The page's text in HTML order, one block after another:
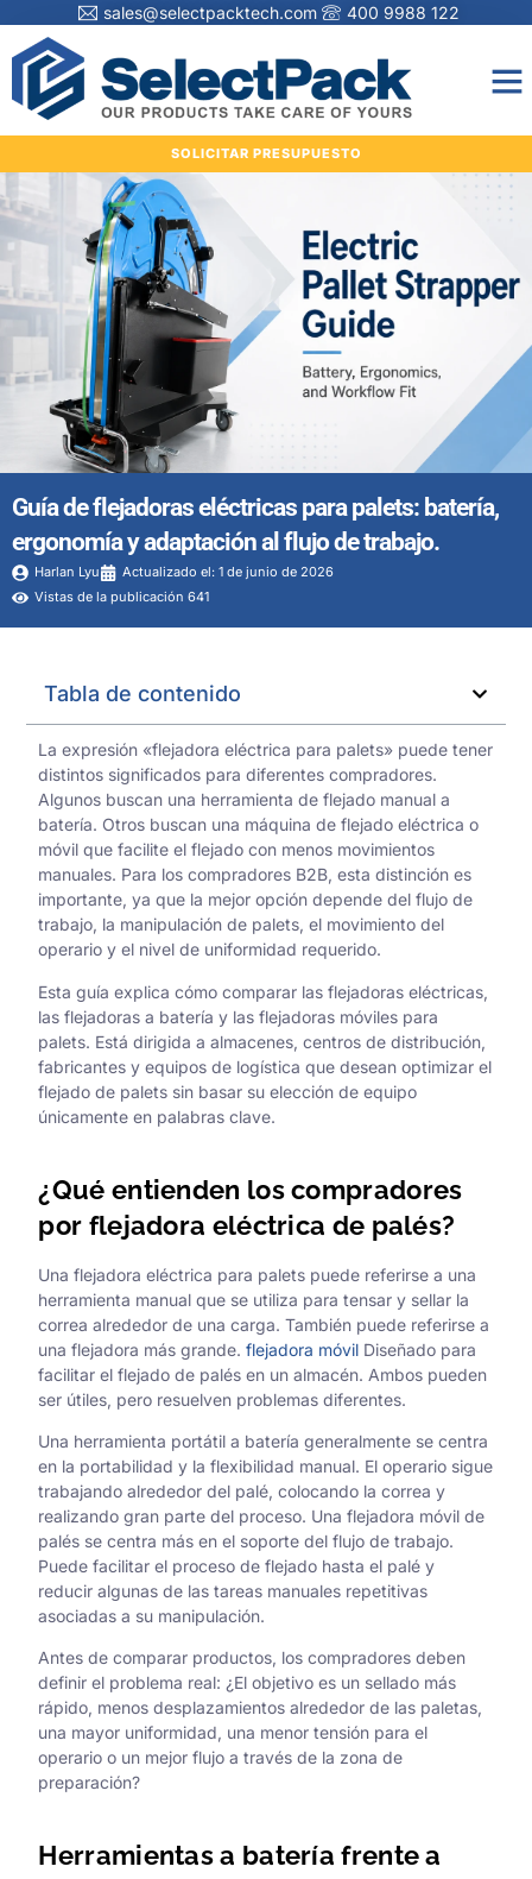
sales@selectpacktech.com 400 9988 122
SOLICITAR PRESUPUESTO
Guía de flejadoras eléctricas para palets: batería,
ergonomía y adaptación al flujo de trabajo.
Harlan Lyu
Actualizado el: 1 de junio de 2026
Vistas de la publicación 641
Tabla de contenido
La expresión «flejadora eléctrica para palets» puede tener
distintos significados para diferentes compradores.
Algunos buscan una herramienta de flejado manual a
batería. Otros buscan una máquina de flejado eléctrica o
móvil que facilite el flejado con menos movimientos
manuales. Para los compradores B2B, esta distinción es
importante, ya que la mejor opción depende del flujo de
trabajo, la manipulación de palets, el movimiento del
operario y el nivel de uniformidad requerido.
Esta guía explica cómo comparar las flejadoras eléctricas,
las flejadoras a batería y las flejadoras móviles para
palets. Está dirigida a almacenes, centros de distribución,
fabricantes y equipos de logística que desean optimizar el
flejado de palets sin basar su elección de equipo
únicamente en palabras clave.
¿Qué entienden los compradores
por flejadora eléctrica de palés?
Una flejadora eléctrica para palets puede referirse a una
herramienta manual que se utiliza para tensar y sellar la
correa alrededor de una carga. También puede referirse a
una flejadora más grande.flejadora móvil Diseñado para
facilitar el flejado de palés en un almacén. Ambos pueden
ser útiles, pero resuelven problemas diferentes.
Una herramienta portátil a batería generalmente se centra
en la portabilidad y la flexibilidad manual. El operario sigue
trabajando alrededor del palé, colocando la correa y
realizando gran parte del proceso. Una flejadora móvil de
palés se centra más en el soporte del flujo de trabajo.
Puede facilitar el proceso de flejado hasta el palé y
reducir algunas de las tareas manuales repetitivas
asociadas a su manipulación.
Antes de comparar productos, los compradores deben
definir el problema real: ¿El objetivo es un sellado más
rápido, menos desplazamientos alrededor de las paletas,
una mayor uniformidad, una menor tensión para el
operario o un mejor flujo a través de la zona de
preparación?
Herramientas a batería frente a